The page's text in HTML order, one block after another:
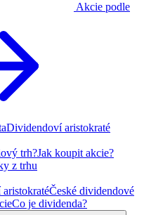
Akcie podle
Dividendoví aristokraté
trh?Jak koupit akcie?
z trhu
České dividendové
Co je dividenda?